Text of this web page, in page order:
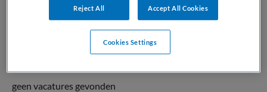
JobAlert instellen
geen vacatures gevonden
Reject All Accept All Cookies
Cookies Settings